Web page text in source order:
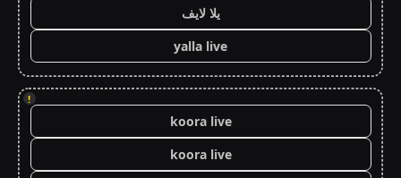
يلا لايف
yalla live
!
koora live
koora live